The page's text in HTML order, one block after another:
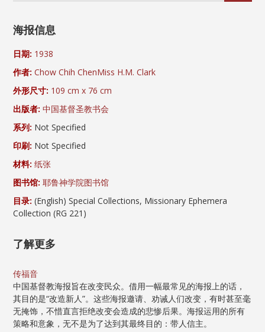
海报信息
日期: 1938
作者: Chow Chih ChenMiss H.M. Clark
外形尺寸: 109 cm x 76 cm
出版者: 中国基督圣教书会
系列: Not Specified
印刷: Not Specified
材料: 纸张
图书馆: 耶鲁神学院图书馆
目录: (English) Special Collections, Missionary Ephemera
Collection (RG 221)
了解更多
传福音
中国基督教海报旨在改变民众。借用一幅最常见的海报上的话，
其目的是“改造新人”。这些海报邀请、劝诫人们改变，有时甚至毫
无掩饰，不惜直言拒绝改变会造成的悲惨后果。海报运用的所有
策略和意象，无不是为了达到其最终目的：带人信主。